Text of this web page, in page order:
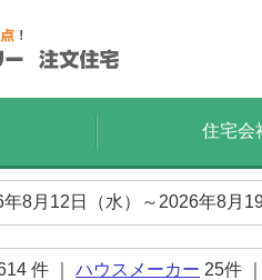
住宅会
8月12日（水）～2026年8月
件 ｜ ハウスメーカー 25件